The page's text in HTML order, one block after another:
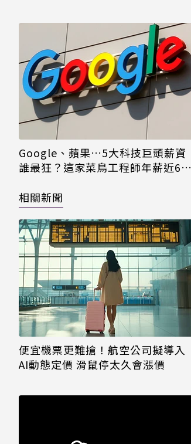
Google、蘋果…5大科技巨頭薪資
誰最狂？這家菜鳥工程師年薪近6百
相關新聞
便宜機票更難搶！航空公司擬導入
AI動態定價 滑鼠停太久會漲價